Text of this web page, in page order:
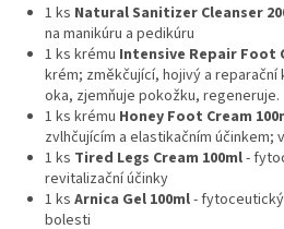
1 ks Natural Sanitizer Cleanser
na manikúru a pedikúru
1 ks krému Intensive Repair Foot
krém; změkčující, hojivý a
oka, zjemňuje pokožku, regeneruje.
1 ks krému Honey Foot Cream
zvlhčujícím a elastikačním účinkem;
1 ks Tired Legs Cream 100ml-
revitalizační účinky
1 ks Arnica Gel 100ml-
bolesti